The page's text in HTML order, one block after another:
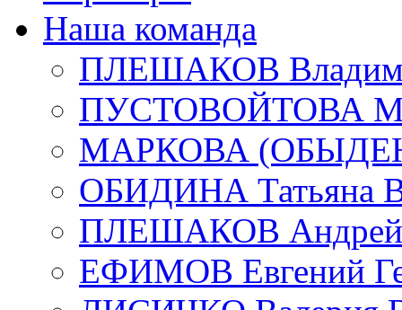
Наша команда
ПЛЕШАКОВ
ПУСТОВОЙТОВА
МАРКОВА
ОБИДИНА Татьяна
ПЛЕШАКОВ Андрей
ЕФИМОВ Евгений